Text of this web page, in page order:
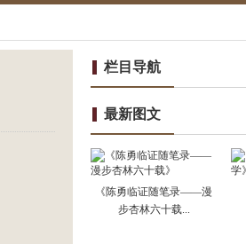
栏目导航
最新图文
《陈勇临证随笔录——漫
步杏林六十载...